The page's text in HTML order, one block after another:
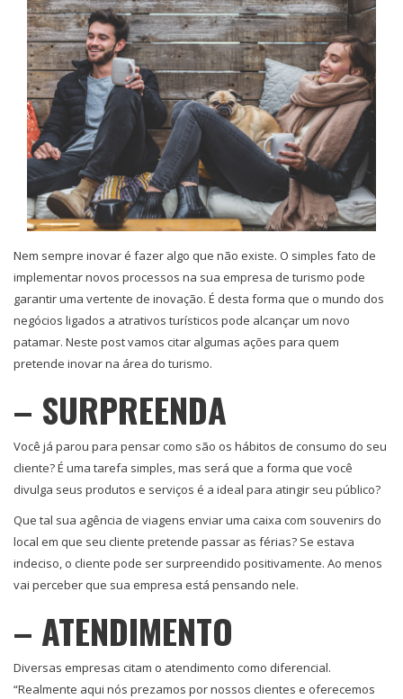
Nem sempre inovar é fazer algo que não existe. O simples fato de
implementar novos processos na sua empresa de turismo pode
garantir uma vertente de inovação. É desta forma que o mundo dos
negócios ligados a atrativos turísticos pode alcançar um novo
patamar. Neste post vamos citar algumas ações para quem
pretende inovar na área do turismo.
– SURPREENDA
Você já parou para pensar como são os hábitos de consumo do seu
cliente? É uma tarefa simples, mas será que a forma que você
divulga seus produtos e serviços é a ideal para atingir seu público?
Que tal sua agência de viagens enviar uma caixa com souvenirs do
local em que seu cliente pretende passar as férias? Se estava
indeciso, o cliente pode ser surpreendido positivamente. Ao menos
vai perceber que sua empresa está pensando nele.
– ATENDIMENTO
Diversas empresas citam o atendimento como diferencial.
“Realmente aqui nós prezamos por nossos clientes e oferecemos